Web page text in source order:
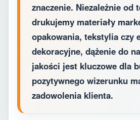
znaczenie. Niezależnie od
drukujemy materiały
opakowania, tekstylia czy
dekoracyjne, dążenie do
jakości jest kluczowe dla
pozytywnego wizerunku
zadowolenia klienta.